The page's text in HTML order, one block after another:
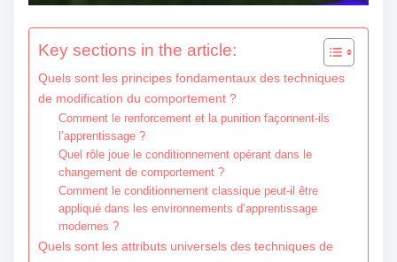
Key sections in the article:
Quels sont les principes fondamentaux des techniques
de modification du comportement ?
Comment le renforcement et la punition façonnent-ils
l’apprentissage ?
Quel rôle joue le conditionnement opérant dans le
changement de comportement ?
Comment le conditionnement classique peut-il être
appliqué dans les environnements d’apprentissage
modernes ?
Quels sont les attributs universels des techniques de